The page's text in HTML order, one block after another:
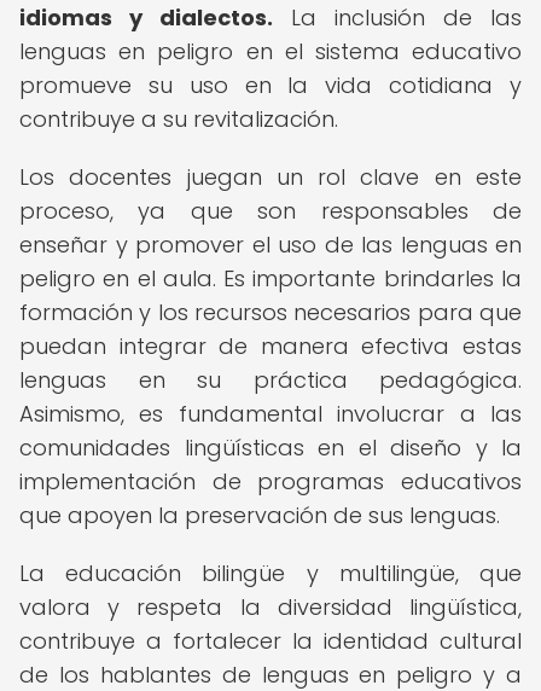
idiomas y dialectos. La inclusión de las
lenguas en peligro en el sistema educativo
promueve su uso en la vida cotidiana y
contribuye a su revitalización.
Los docentes juegan un rol clave en este
proceso, ya que son responsables de
enseñar y promover el uso de las lenguas en
peligro en el aula. Es importante brindarles la
formación y los recursos necesarios para que
puedan integrar de manera efectiva estas
lenguas en su práctica pedagógica.
Asimismo, es fundamental involucrar a las
comunidades lingüísticas en el diseño y la
implementación de programas educativos
que apoyen la preservación de sus lenguas.
La educación bilingüe y multilingüe, que
valora y respeta la diversidad lingüística,
contribuye a fortalecer la identidad cultural
de los hablantes de lenguas en peligro y a